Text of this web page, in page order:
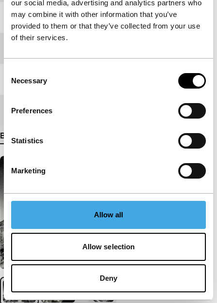
our social media, advertising and analytics partners who
may combine it with other information that you’ve
provided to them or that they’ve collected from your use
of their services.
Selection
Necessary
Preferences
Statistics
Marketing
Allow all
Allow selection
Deny
Jaar 1989
Lengte
Medium/Formaat
Bekijk meer details